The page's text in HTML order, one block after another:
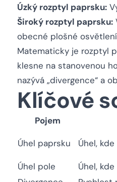
Úzký rozptyl paprsku:
Široký rozptyl paprsku:
obecné plošné
Matematicky je rozptyl
klesne na stanovenou
nazývá „divergence“ a
Klíčové
Pojem
Úhel paprsku Úhel,
Úhel pole
Úhel,